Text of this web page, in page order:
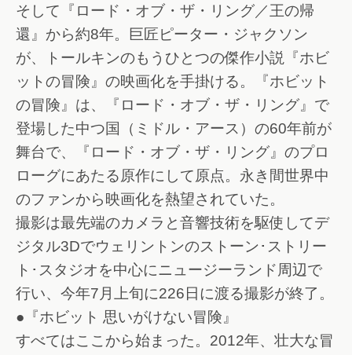
そして『ロード・オブ・ザ・リング／王の帰
還』から約8年。巨匠ピーター・ジャクソン
が、トールキンのもうひとつの傑作小説『ホビ
ットの冒険』の映画化を手掛ける。『ホビット
の冒険』は、『ロード・オブ・ザ・リング』で
登場した中つ国（ミドル・アース）の60年前が
舞台で、『ロード・オブ・ザ・リング』のプロ
ローグにあたる原作にして原点。永き間世界中
のファンから映画化を熱望されていた。
撮影は最先端のカメラと音響技術を駆使してデ
ジタル3Dでウェリントンのストーン･ストリー
ト･スタジオを中心にニュージーランド周辺で
行い、今年7月上旬に226日に渡る撮影が終了。
●『ホビット 思いがけない冒険』
すべてはここから始まった。2012年、壮大な冒